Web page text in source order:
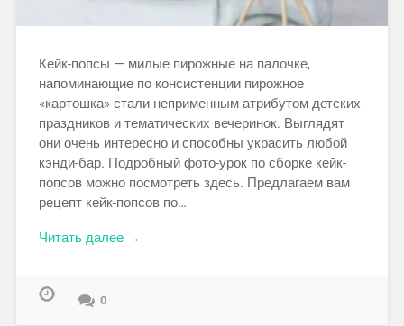
Кейк-попсы — милые пирожные на палочке,
напоминающие по консистенции пирожное
«картошка» стали неприменным атрибутом детских
праздников и тематических вечеринок. Выглядят
они очень интересно и способны украсить любой
кэнди-бар. Подробный фото-урок по сборке кейк-
попсов можно посмотреть здесь. Предлагаем вам
рецепт кейк-попсов по…
Читать далее →
0